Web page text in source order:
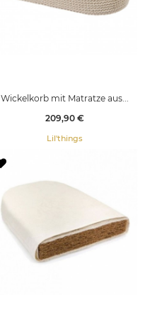
Wickelkorb mit Matratze aus...
Preis
209,90 €
Lil'things